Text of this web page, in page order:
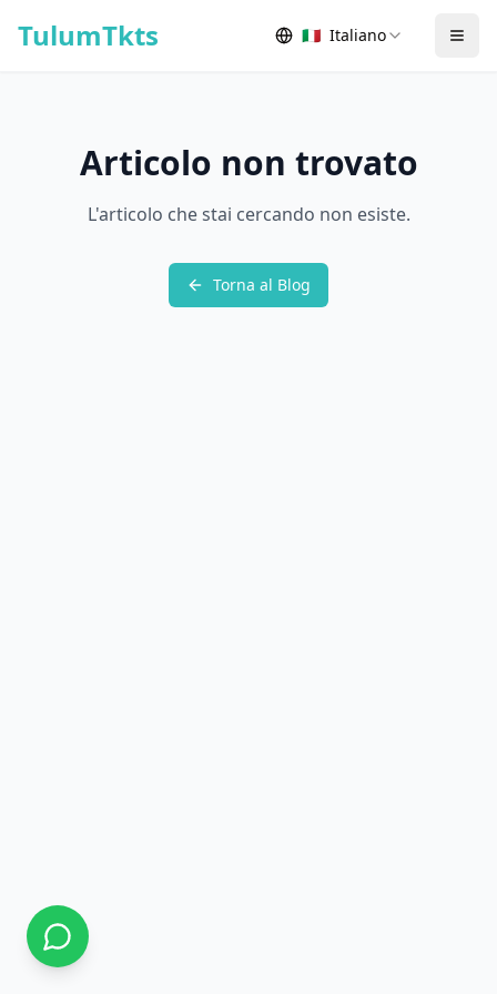
TulumTkts 🇮🇹 Italiano
Articolo non trovato
L'articolo che stai cercando non esiste.
Torna al Blog